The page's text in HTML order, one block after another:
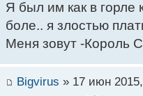
Я был им как в горле
боле.. я злостью
Меня зовут -Король
Bigvirus » 17 июн